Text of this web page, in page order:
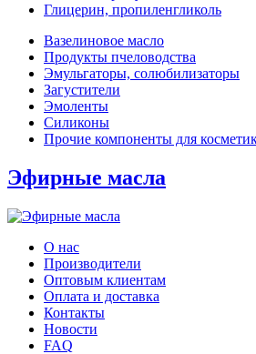
Глицерин, пропиленгликоль
Вазелиновое масло
Продукты пчеловодства
Эмульгаторы, солюбилизаторы
Загустители
Эмоленты
Силиконы
Прочие компоненты для
Эфирные масла
О нас
Производители
Оптовым клиентам
Оплата и доставка
Контакты
Новости
FAQ